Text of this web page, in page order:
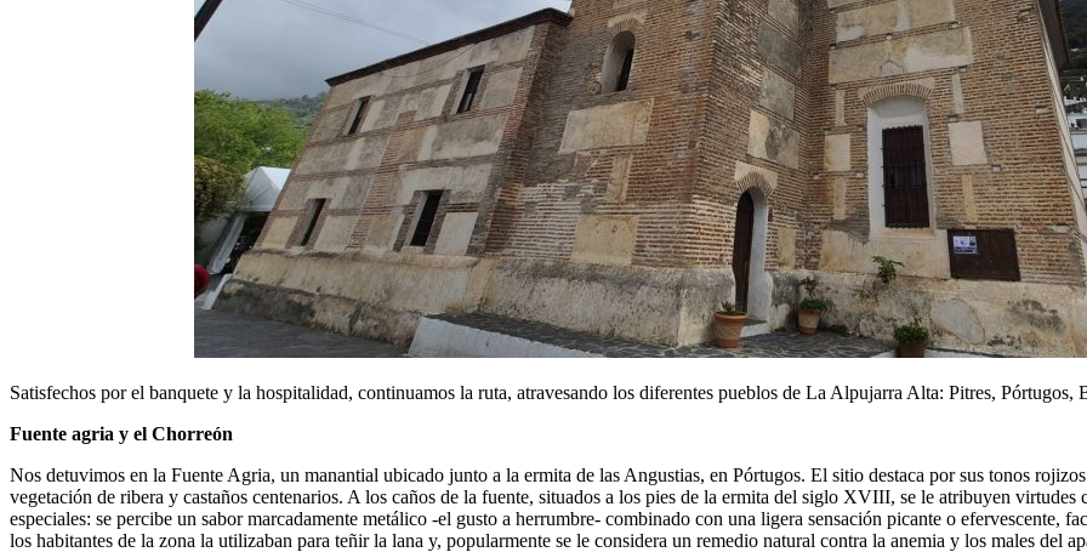
Satisfechos por el banquete y la hospitalidad, continuamos la ruta, atravesando los diferentes pueblos de La Alpujarra Alta: Pitres,
Fuente agria y el Chorreón
Nos detuvimos en la Fuente Agria, un manantial ubicado junto a la ermita de las Angustias, en Pórtugos. El sitio destaca por sus tonos
vegetación de ribera y castaños centenarios. A los caños de la fuente, situados a los pies de la ermita del siglo XVIII, se le atribuyen
especiales: se percibe un sabor marcadamente metálico -el gusto a herrumbre- combinado con una ligera sensación picante o
los habitantes de la zona la utilizaban para teñir la lana y, popularmente se le considera un remedio natural contra la anemia y los males del